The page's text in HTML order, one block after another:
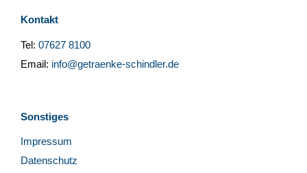
Kontakt
Tel: 07627 8100
Email: info@getraenke-schindler.de
Sonstiges
Impressum
Datenschutz